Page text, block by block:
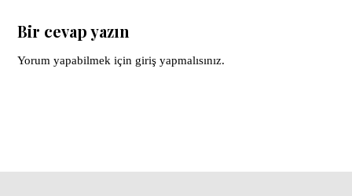
Bir cevap yazın
Yorum yapabilmek için giriş yapmalısınız.